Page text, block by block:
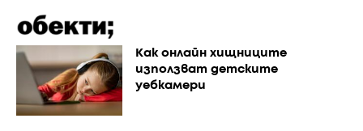
Как онлайн хищниците
използват детските
уебкамери